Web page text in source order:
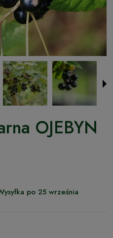
OJEBYN
po 25 września